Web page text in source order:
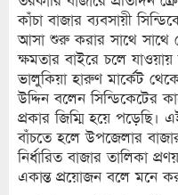
কাঁচা বাজার ব্যবসায়ী
আসা শুরু করার সাথে সাথে
ক্ষমতার বাইরে চলে
ভালুকিয়া হারুণ মার্কেট
উদ্দিন বলেন সিন্ডিকেটের
প্রকার জিম্মি হয়ে পড়েছি।
বাঁচতে হলে উপজেলার
নির্ধারিত বাজার তালিকা
একান্ত প্রয়োজন বলে মনে